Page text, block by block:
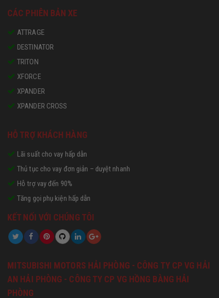
CÁC PHIÊN BẢN XE
ATTRAGE
DESTINATOR
TRITON
XFORCE
XPANDER
XPANDER CROSS
HỖ TRỢ KHÁCH HÀNG
Lãi suất cho vay hấp dẫn
Thủ tục cho vay đơn giản – duyệt nhanh
Hỗ trợ vay đến 90%
Tăng gọi phụ kiện hấp dẫn
KẾT NỐI VỚI CHÚNG TÔI
MITSUBISHI MOTORS HẢI PHÒNG - CÔNG TY CP VG HẢI
AN HẢI PHÒNG - CÔNG TY CP VG HỒNG BÀNG HẢI
PHÒNG